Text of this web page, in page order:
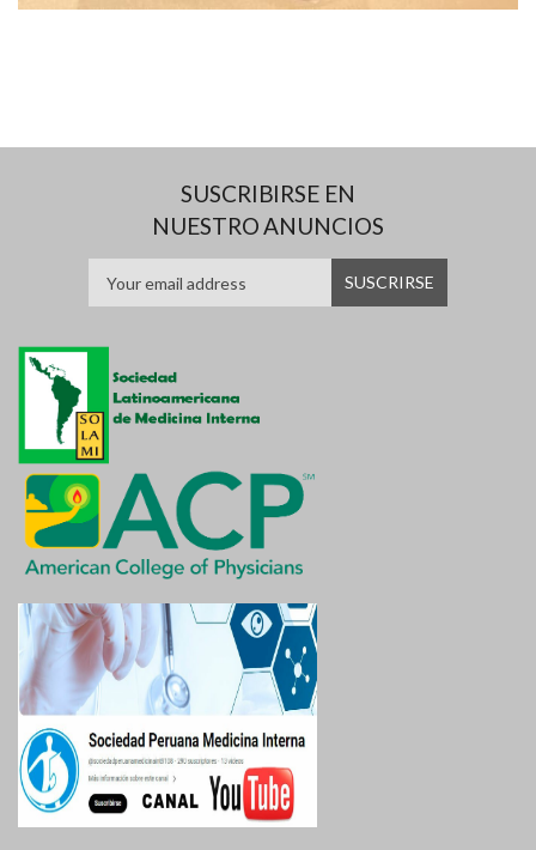
SUSCRIBIRSE EN
NUESTRO ANUNCIOS